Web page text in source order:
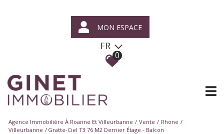
MON ESPACE
FR
0
Agence Immobilière À Roanne Et Villeurbanne Vente
Rhone
Villeurbanne
Gratte-Ciel T3 76 M2 Dernier Étage - Balcon